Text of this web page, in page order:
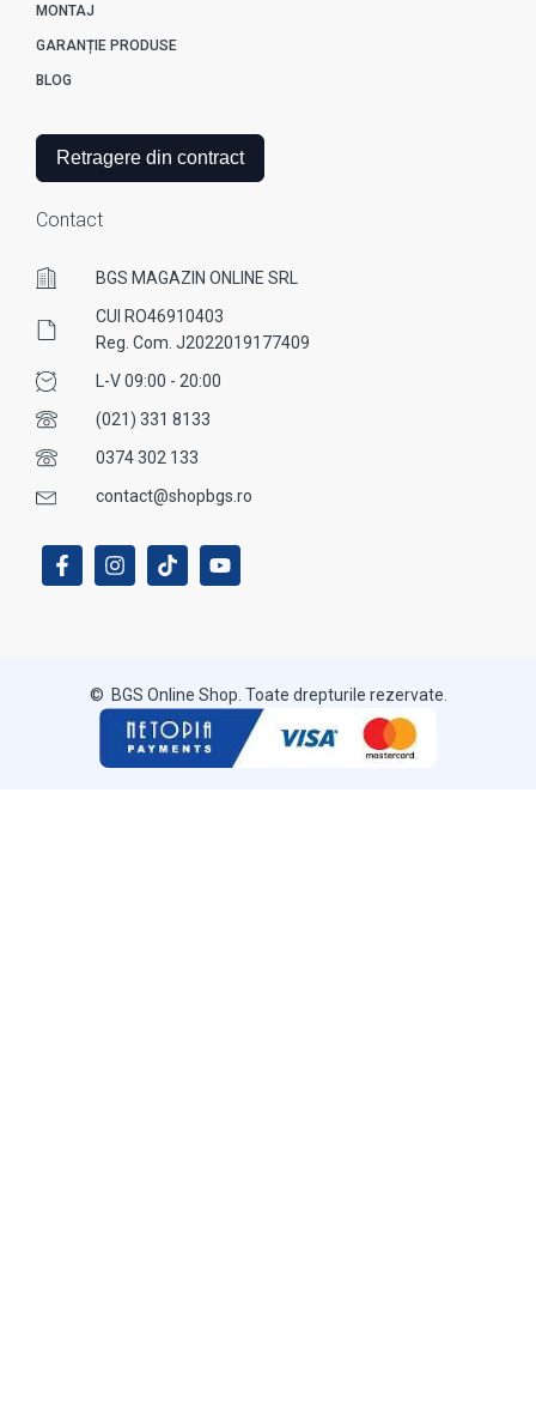
MONTAJ
GARANȚIE PRODUSE
BLOG
Retragere din contract
Contact
BGS MAGAZIN ONLINE SRL
CUI RO46910403
Reg. Com. J2022019177409
L-V 09:00 - 20:00
(021) 331 8133
0374 302 133
contact@shopbgs.ro
© BGS Online Shop. Toate drepturile rezervate.